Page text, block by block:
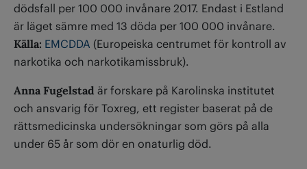
dödsfall per 100 000 invånare 2017. Endast i Estland
är läget sämre med 13 döda per 100 000 invånare.
Källa: EMCDDA (Europeiska centrumet för kontroll av
narkotika och narkotikamissbruk).
Anna Fugelstad är forskare på Karolinska institutet
och ansvarig för Toxreg, ett register baserat på de
rättsmedicinska undersökningar som görs på alla
under 65 år som dör en onaturlig död.